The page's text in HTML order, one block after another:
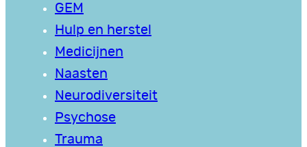
GEM
Hulp en herstel
Medicijnen
Naasten
Neurodiversiteit
Psychose
Trauma